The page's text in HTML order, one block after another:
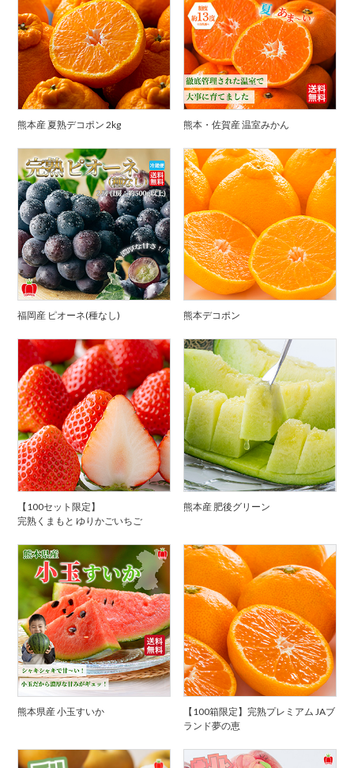
熊本産 夏熟デコポン 2kg 熊本・佐賀産 温室みかん
福岡産 ピオーネ(種なし) 熊本デコポン
【100セット限定】
完熟くまもと ゆりかごいちご
熊本産 肥後グリーン
熊本県産 小玉すいか
【100箱限定】完熟プレミアム JAブ
ランド夢の恵